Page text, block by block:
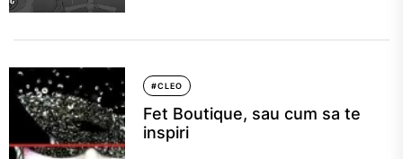
#CLEO
Fet Boutique, sau cum sa te
inspiri